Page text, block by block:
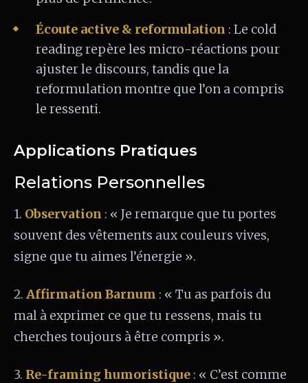
Écoute active & reformulation : Le cold
reading repère les micro-réactions pour
ajuster le discours, tandis que la
reformulation montre que l’on a compris
le ressenti.
Applications Pratiques
Relations Personnelles
1. Observation : « Je remarque que tu portes
souvent des vêtements aux couleurs vives,
signe que tu aimes l’énergie ».
2. Affirmation Barnum : « Tu as parfois du
mal à exprimer ce que tu ressens, mais tu
cherches toujours à être compris ».
3. Re-framing humoristique : « C’est comme